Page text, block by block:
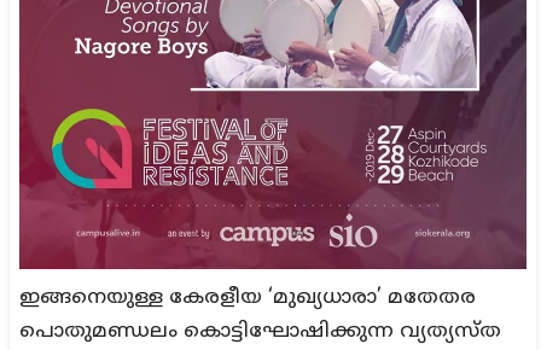
ഇങ്ങനെയുള്ള കേരളീയ ‘മുഖ്യധാരാ’ മതേതര
പൊതുമണ്ഡലം കൊട്ടിഘോഷിക്കുന്ന വ്യത്യസ്ത